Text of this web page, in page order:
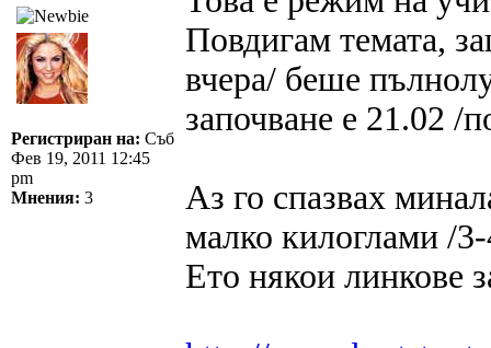
Регистриран на: Съб
Фев 19, 2011 12:45
pm
Мнения: 3
Повдигам темата,
вчера/ беше
започване е 21.02 /
Аз го спазвах
малко килоглами /
Ето някои линкове